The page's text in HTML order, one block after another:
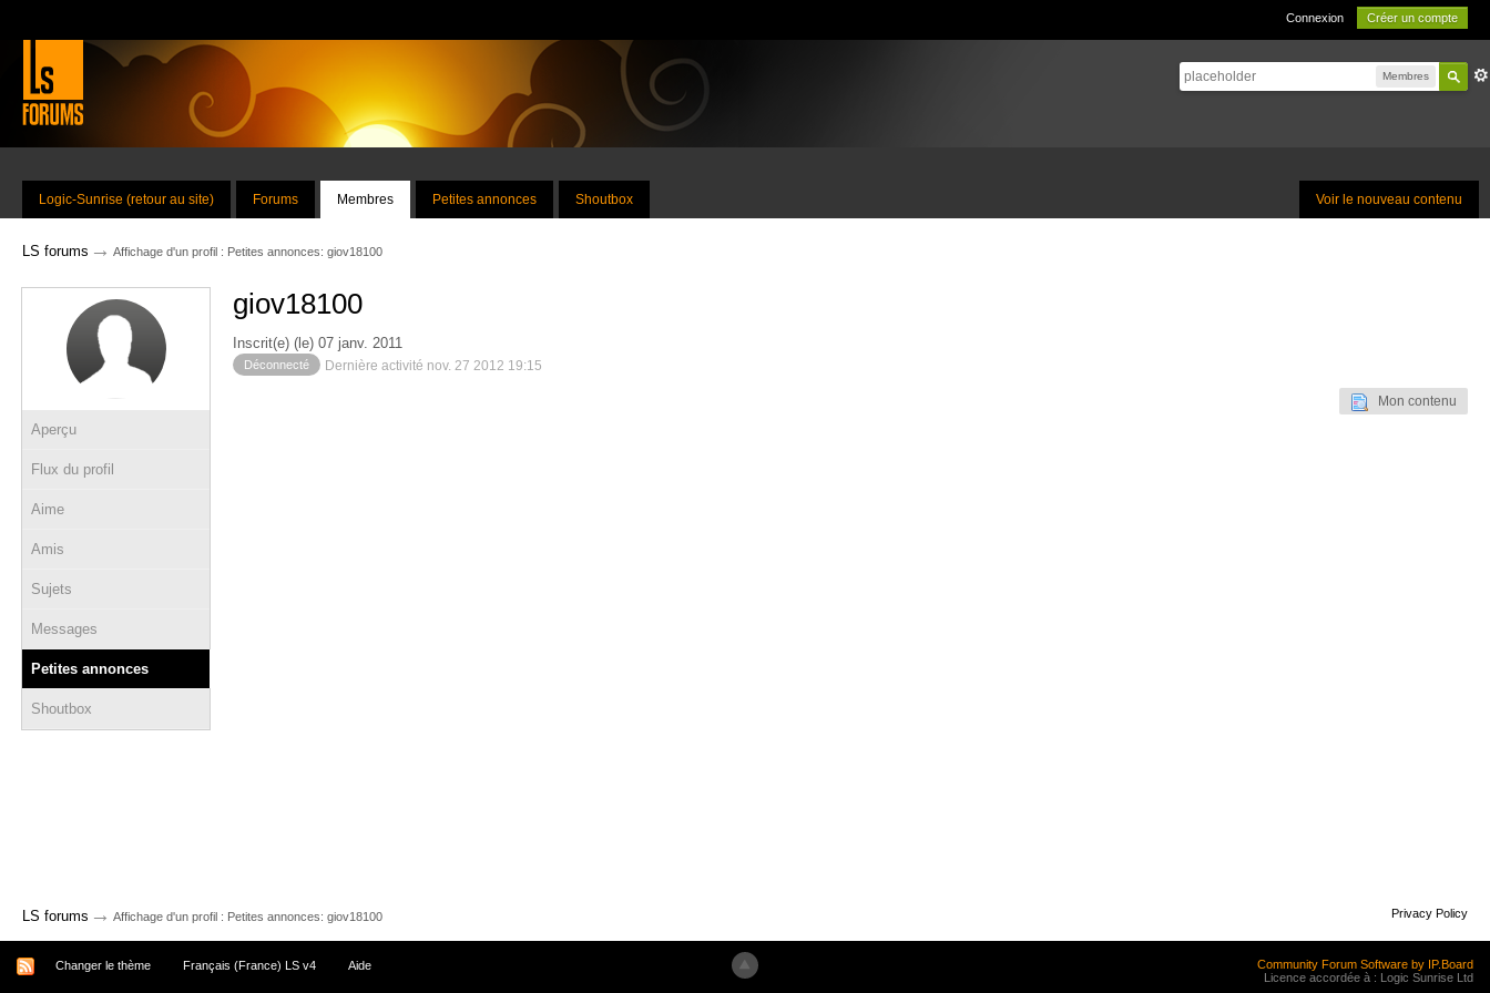
Connexion Créer un compte
Membres
Voir le nouveau contenu
Logic-Sunrise (retour au site) Forums Membres Petites annonces Shoutbox
LS forums → Affichage d'un profil : Petites annonces: giov18100
Aperçu
Flux du profil
Aime
Amis
Sujets
Messages
Petites annonces
Shoutbox
giov18100
Inscrit(e) (le) 07 janv. 2011
Déconnecté Dernière activité nov. 27 2012 19:15
Mon contenu
LS forums → Affichage d'un profil : Petites annonces: giov18100 Privacy Policy
Changer le thème Français (France) LS v4 Aide
Community Forum Software by IP.Board
Licence accordée à : Logic Sunrise Ltd